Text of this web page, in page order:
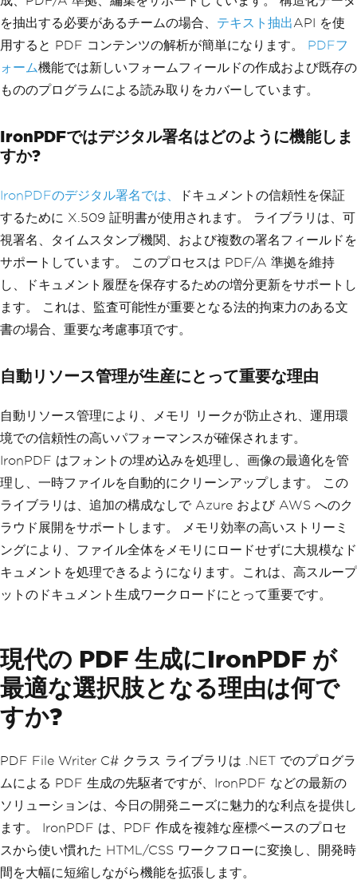
を抽出する必要があるチームの場合、 テキスト抽出API を使
用すると PDF コンテンツの解析が簡単になります。 PDFフ
ォーム機能では新しいフォームフィールドの作成および既存の
もののプログラムによる読み取りをカバーしています。
IronPDFではデジタル署名はどのように機能しま
すか?
IronPDFのデジタル署名では、
ドキュメントの信頼性を保証
するために X.509 証明書が使用されます。 ライブラリは、可
視署名、タイムスタンプ機関、および複数の署名フィールドを
サポートしています。 このプロセスは PDF/A 準拠を維持
し、ドキュメント履歴を保存するための増分更新をサポートし
ます。 これは、監査可能性が重要となる法的拘束力のある文
書の場合、重要な考慮事項です。
自動リソース管理が生産にとって重要な理由
自動リソース管理により、メモリ リークが防止され、運用環
境での信頼性の高いパフォーマンスが確保されます。
IronPDF はフォントの埋め込みを処理し、画像の最適化を管
理し、一時ファイルを自動的にクリーンアップします。 この
ライブラリは、追加の構成なしで Azure および AWS へのク
ラウド展開をサポートします。 メモリ効率の高いストリーミ
ングにより、ファイル全体をメモリにロードせずに大規模なド
キュメントを処理できるようになります。これは、高スループ
ットのドキュメント生成ワークロードにとって重要です。
現代の PDF 生成にIronPDF が
最適な選択肢となる理由は何で
すか?
PDF File Writer C# クラス ライブラリは .NET でのプログラ
ムによる PDF 生成の先駆者ですが、IronPDF などの最新の
ソリューションは、今日の開発ニーズに魅力的な利点を提供し
ます。 IronPDF は、PDF 作成を複雑な座標ベースのプロセ
スから使い慣れた HTML/CSS ワークフローに変換し、開発時
間を大幅に短縮しながら機能を拡張します。